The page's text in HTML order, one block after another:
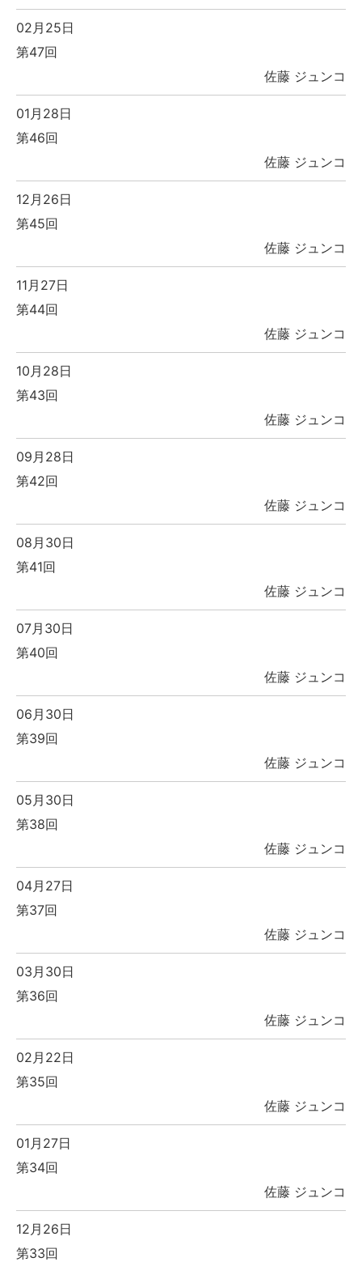
02月25日
第47回
佐藤 ジュンコ
01月28日
第46回
佐藤 ジュンコ
12月26日
第45回
佐藤 ジュンコ
11月27日
第44回
佐藤 ジュンコ
10月28日
第43回
佐藤 ジュンコ
09月28日
第42回
佐藤 ジュンコ
08月30日
第41回
佐藤 ジュンコ
07月30日
第40回
佐藤 ジュンコ
06月30日
第39回
佐藤 ジュンコ
05月30日
第38回
佐藤 ジュンコ
04月27日
第37回
佐藤 ジュンコ
03月30日
第36回
佐藤 ジュンコ
02月22日
第35回
佐藤 ジュンコ
01月27日
第34回
佐藤 ジュンコ
12月26日
第33回